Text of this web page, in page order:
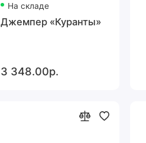
На складе
Джемпер «Куранты»
3 348.00р.